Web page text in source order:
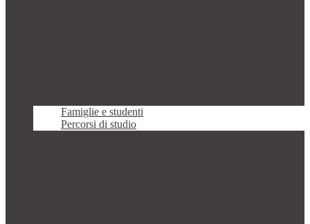
Famiglie e studenti
Percorsi di studio